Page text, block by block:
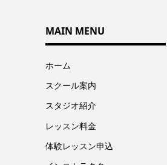
MAIN MENU
ホーム
スクール案内
スタジオ紹介
レッスン料金
体験レッスン申込